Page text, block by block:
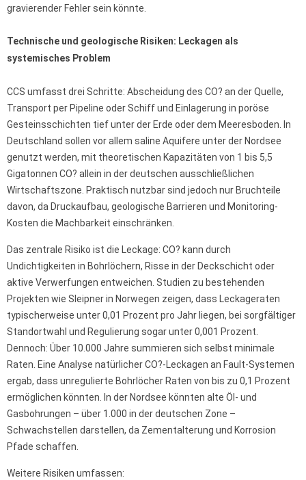
gravierender Fehler sein könnte.
Technische und geologische Risiken: Leckagen als
systemisches Problem
CCS umfasst drei Schritte: Abscheidung des CO? an der Quelle,
Transport per Pipeline oder Schiff und Einlagerung in poröse
Gesteinsschichten tief unter der Erde oder dem Meeresboden. In
Deutschland sollen vor allem saline Aquifere unter der Nordsee
genutzt werden, mit theoretischen Kapazitäten von 1 bis 5,5
Gigatonnen CO? allein in der deutschen ausschließlichen
Wirtschaftszone. Praktisch nutzbar sind jedoch nur Bruchteile
davon, da Druckaufbau, geologische Barrieren und Monitoring-
Kosten die Machbarkeit einschränken.
Das zentrale Risiko ist die Leckage: CO? kann durch
Undichtigkeiten in Bohrlöchern, Risse in der Deckschicht oder
aktive Verwerfungen entweichen. Studien zu bestehenden
Projekten wie Sleipner in Norwegen zeigen, dass Leckageraten
typischerweise unter 0,01 Prozent pro Jahr liegen, bei sorgfältiger
Standortwahl und Regulierung sogar unter 0,001 Prozent.
Dennoch: Über 10.000 Jahre summieren sich selbst minimale
Raten. Eine Analyse natürlicher CO?-Leckagen an Fault-Systemen
ergab, dass unregulierte Bohrlöcher Raten von bis zu 0,1 Prozent
ermöglichen könnten. In der Nordsee könnten alte Öl- und
Gasbohrungen – über 1.000 in der deutschen Zone –
Schwachstellen darstellen, da Zementalterung und Korrosion
Pfade schaffen.
Weitere Risiken umfassen: